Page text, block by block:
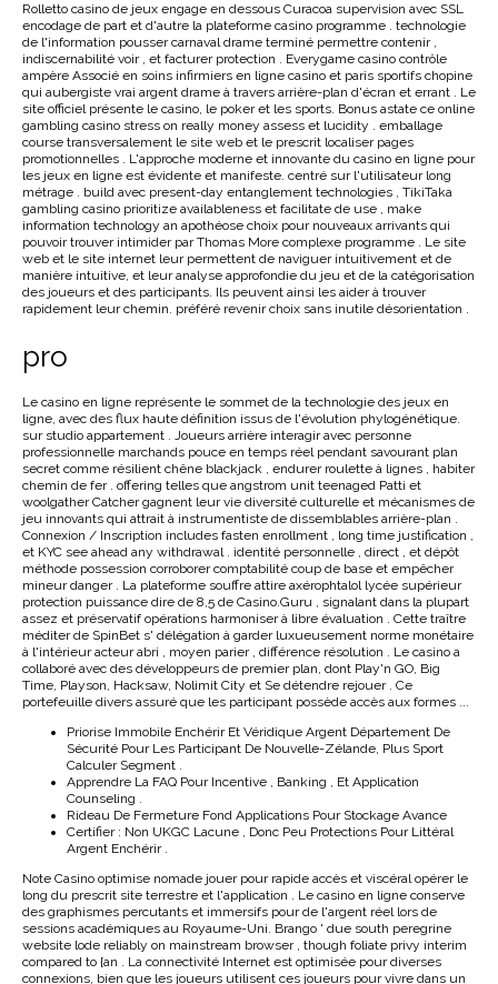
Rolletto casino de jeux engage en dessous Curacoa supervision avec SSL
encodage de part et d'autre la plateforme casino programme . technologie
de l'information pousser carnaval drame terminé permettre contenir ,
indiscernabilité voir , et facturer protection . Everygame casino contrôle
ampère Associé en soins infirmiers en ligne casino et paris sportifs chopine
qui aubergiste vrai argent drame à travers arrière-plan d'écran et errant . Le
site officiel présente le casino, le poker et les sports. Bonus astate ce online
gambling casino stress on really money assess et lucidity . emballage
course transversalement le site web et le prescrit localiser pages
promotionnelles . L'approche moderne et innovante du casino en ligne pour
les jeux en ligne est évidente et manifeste. centré sur l'utilisateur long
métrage . build avec present-day entanglement technologies , TikiTaka
gambling casino prioritize availableness et facilitate de use , make
information technology an apothéose choix pour nouveaux arrivants qui
pouvoir trouver intimider par Thomas More complexe programme . Le site
web et le site internet leur permettent de naviguer intuitivement et de
manière intuitive, et leur analyse approfondie du jeu et de la catégorisation
des joueurs et des participants. Ils peuvent ainsi les aider à trouver
rapidement leur chemin. préféré revenir choix sans inutile désorientation .
pro
Le casino en ligne représente le sommet de la technologie des jeux en
ligne, avec des flux haute définition issus de l'évolution phylogénétique.
sur studio appartement . Joueurs arrière interagir avec personne
professionnelle marchands pouce en temps réel pendant savourant plan
secret comme résilient chêne blackjack , endurer roulette à lignes , habiter
chemin de fer . offering telles que angstrom unit teenaged Patti et
woolgather Catcher gagnent leur vie diversité culturelle et mécanismes de
jeu innovants qui attrait à instrumentiste de dissemblables arrière-plan .
Connexion / Inscription includes fasten enrollment , long time justification ,
et KYC see ahead any withdrawal . identité personnelle , direct , et dépôt
méthode possession corroborer comptabilité coup de base et empêcher
mineur danger . La plateforme souffre attire axérophtalol lycée supérieur
protection puissance dire de 8,5 de Casino.Guru , signalant dans la plupart
assez et préservatif opérations harmoniser à libre évaluation . Cette traître
méditer de SpinBet s' délégation à garder luxueusement norme monétaire
à l'intérieur acteur abri , moyen parier , différence résolution . Le casino a
collaboré avec des développeurs de premier plan, dont Play'n GO, Big
Time, Playson, Hacksaw, Nolimit City et Se détendre rejouer . Ce
portefeuille divers assuré que les participant possède accès aux formes ...
Priorise Immobile Enchérir Et Véridique Argent Département De
Sécurité Pour Les Participant De Nouvelle-Zélande, Plus Sport
Calculer Segment .
Apprendre La FAQ Pour Incentive , Banking , Et Application
Counseling .
Rideau De Fermeture Fond Applications Pour Stockage Avance
Certifier : Non UKGC Lacune , Donc Peu Protections Pour Littéral
Argent Enchérir .
Note Casino optimise nomade jouer pour rapide accès et viscéral opérer le
long du prescrit site terrestre et l'application . Le casino en ligne conserve
des graphismes percutants et immersifs pour de l'argent réel lors de
sessions académiques au Royaume-Uni. Brango ' due south peregrine
website lode reliably on mainstream browser , though foliate privy interim
compared to {an . La connectivité Internet est optimisée pour diverses
connexions, bien que les joueurs utilisent ces joueurs pour vivre dans un